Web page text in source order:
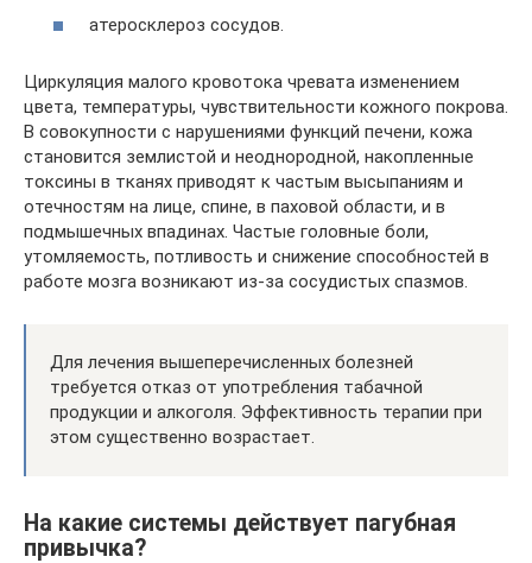
атеросклероз сосудов.
Циркуляция малого кровотока чревата изменением
цвета, температуры, чувствительности кожного покрова.
В совокупности с нарушениями функций печени, кожа
становится землистой и неоднородной, накопленные
токсины в тканях приводят к частым высыпаниям и
отечностям на лице, спине, в паховой области, и в
подмышечных впадинах. Частые головные боли,
утомляемость, потливость и снижение способностей в
работе мозга возникают из-за сосудистых спазмов.
Для лечения вышеперечисленных болезней
требуется отказ от употребления табачной
продукции и алкоголя. Эффективность терапии при
этом существенно возрастает.
На какие системы действует пагубная
привычка?